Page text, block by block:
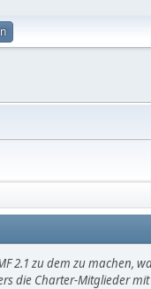
2.1 zu dem zu
die Charter-Mitglieder